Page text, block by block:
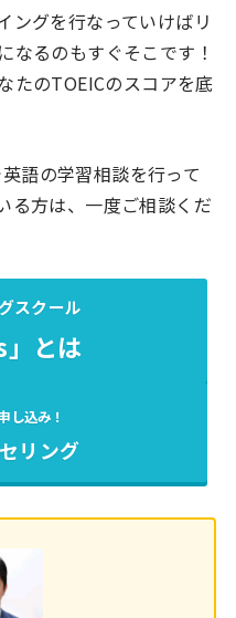
ングを行なっていけばリ
なるのもすぐそこです！
たのTOEICのスコアを底
語の学習相談を行って
る方は、一度ご相談くだ
スクール
」とは
し込み！
リング